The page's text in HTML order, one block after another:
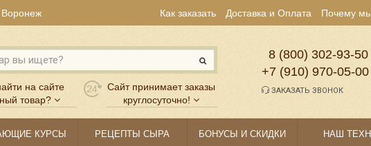
Воронеж Как заказать Доставка и Оплата Почему
на сайте
товар?
Сайт принимает заказы
круглосуточно!
8 (800) 302‑93‑50
+7 (910) 970‑05‑00
ЗАКАЗАТЬ ЗВОНОК
КУРСЫ РЕЦЕПТЫ СЫРА БОНУСЫ И СКИДКИ НАШ